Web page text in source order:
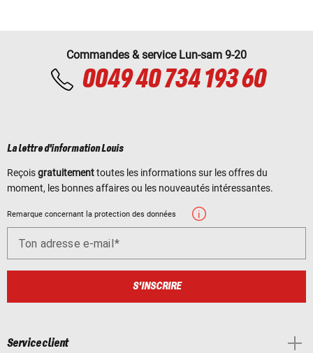
Commandes & service Lun-sam 9-20
0049 40 734 193 60
La lettre d'information Louis
Reçoisgratuitementtoutes les informations sur les offres du
moment, les bonnes affaires ou les nouveautés intéressantes.
Remarque concernant la protection des données
Ton adresse e-mail
S'INSCRIRE
Service client